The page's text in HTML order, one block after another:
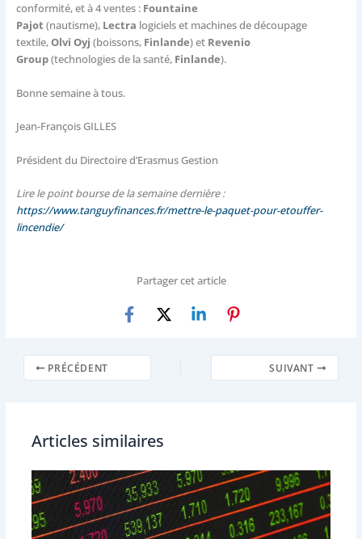
conformité, et à 4 ventes : Fountaine
Pajot (nautisme), Lectra logiciels et machines de découpage
textile,Olvi Oyj (boissons, Finlande) et Revenio
Group(technologies de la santé, Finlande).
Bonne semaine à tous.
Jean-François GILLES
Président du Directoire d’Erasmus Gestion
Lire le point bourse de la semaine dernière :
https://www.tanguyfinances.fr/mettre-le-paquet-pour-etouffer-
lincendie/
Partager cet article
PRÉCÉDENT SUIVANT
Articles similaires